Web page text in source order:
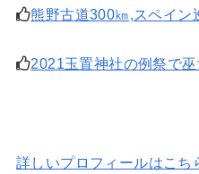
熊野古道300㎞,スペイン
2021玉置神社の例祭で
詳しいプロフィールはこち